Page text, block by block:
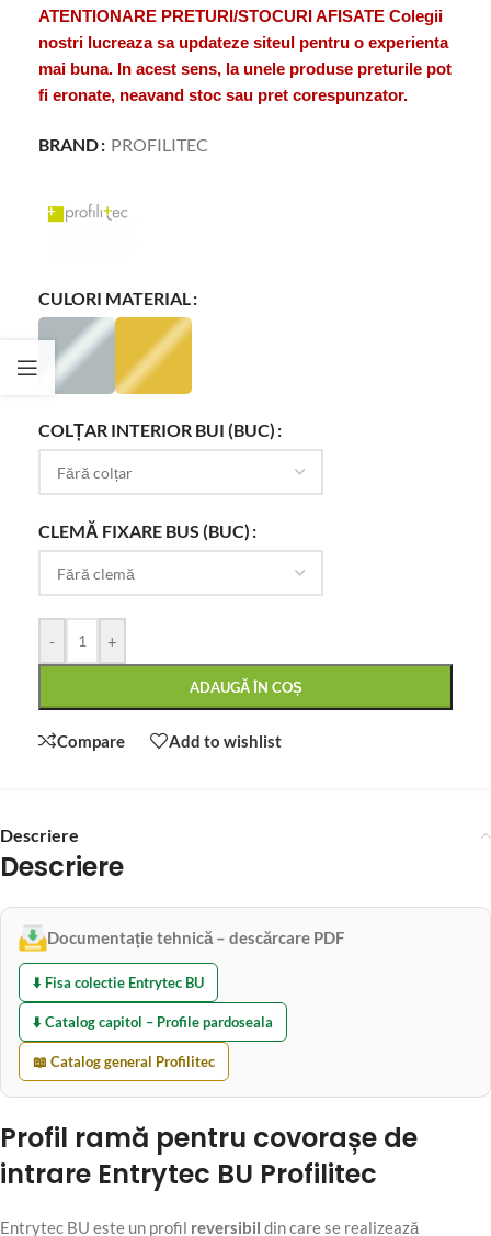
ATENTIONARE PRETURI/STOCURI AFISATE Colegii
nostri lucreaza sa updateze siteul pentru o experienta
mai buna. In acest sens, la unele produse preturile pot
fi eronate, neavand stoc sau pret corespunzator.
BRAND PROFILITEC
CULORI MATERIAL
COLȚAR INTERIOR BUI (BUC)
CLEMĂ FIXARE BUS (BUC)
- +
ADAUGĂ ÎN COȘ
Compare Add to wishlist
Descriere
Descriere
Documentație tehnică – descărcare PDF
⬇️ Fisa colectie Entrytec BU
⬇️ Catalog capitol – Profile pardoseala
📖 Catalog general Profilitec
Profil ramă pentru covorașe de
intrare Entrytec BU Profilitec
Entrytec BU este un profil reversibil din care se realizează